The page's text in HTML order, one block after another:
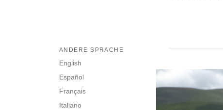
ANDERE SPRACHE
English
Español
Français
Italiano